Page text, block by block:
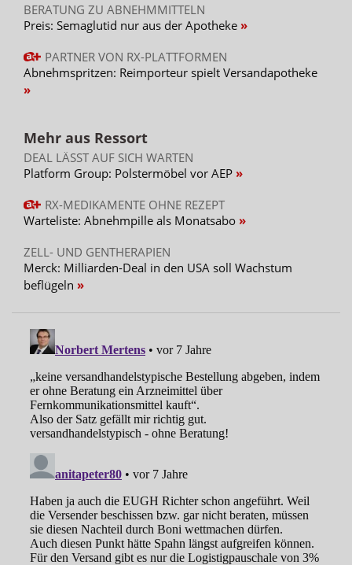
BERATUNG ZU ABNEHMMITTELN
Preis: Semaglutid nur aus der Apotheke
PARTNER VON RX-PLATTFORMEN
Abnehmspritzen: Reimporteur spielt Versandapotheke
Mehr aus Ressort
DEAL LÄSST AUF SICH WARTEN
Platform Group: Polstermöbel vor AEP
RX-MEDIKAMENTE OHNE REZEPT
Warteliste: Abnehmpille als Monatsabo
ZELL- UND GENTHERAPIEN
Merck: Milliarden-Deal in den USA soll Wachstum
beflügeln